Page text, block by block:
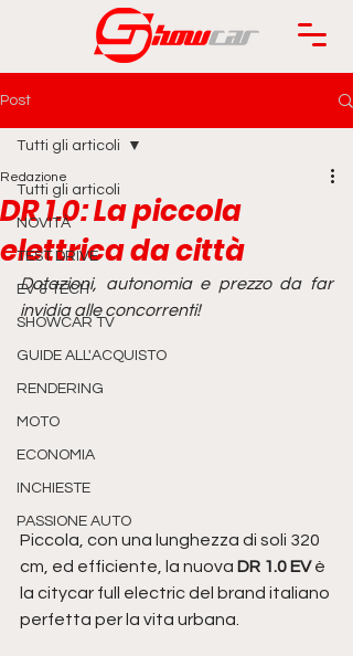
Post
Tutti gli articoli
NOVITÀ
TEST DRIVE
EV & TECH
SHOWCAR TV
GUIDE ALL'ACQUISTO
RENDERING
MOTO
ECONOMIA
INCHIESTE
PASSIONE AUTO
Tutti gli articoli
DR 1.0: La piccola
elettrica da città
Redazione
Dotazioni, autonomia e prezzo da far
invidia alle concorrenti!
Piccola, con una lunghezza di soli 320
cm, ed efficiente, la nuova DR 1.0 EV è
la citycar full electric del brand italiano
perfetta per la vita urbana.